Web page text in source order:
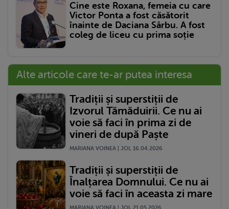
Cine este Roxana, femeia cu care
Victor Ponta a fost căsătorit
înainte de Daciana Sârbu. A fost
coleg de liceu cu prima soție
Alte articole care te-ar putea interesa
Tradiții și superstiții de
Izvorul Tămăduirii. Ce nu ai
voie să faci în prima zi de
vineri de după Paște
MARIANA VOINEA | JOI, 16.04.2026
Tradiții și superstiții de
Înalțarea Domnului. Ce nu ai
voie să faci în aceasta zi mare